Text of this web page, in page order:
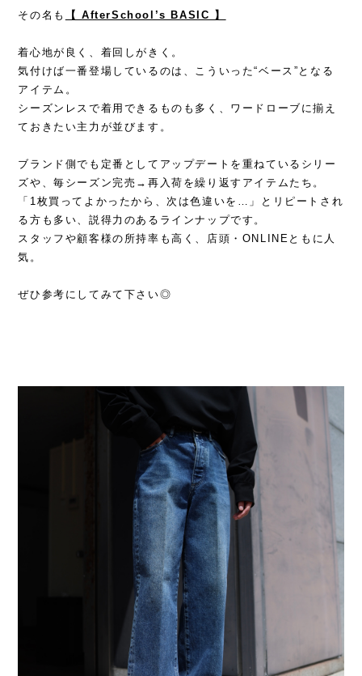
その名も 【 AfterSchool’s BASIC 】
着心地が良く、着回しがきく。
気付けば一番登場しているのは、こういった“ベース”となる
アイテム。
シーズンレスで着用できるものも多く、ワードローブに揃え
ておきたい主力が並びます。
ブランド側でも定番としてアップデートを重ねているシリー
ズや、毎シーズン完売→再入荷を繰り返すアイテムたち。
「1枚買ってよかったから、次は色違いを…」とリピートされ
る方も多い、説得力のあるラインナップです。
スタッフや顧客様の所持率も高く、店頭・ONLINEともに人
気。
ぜひ参考にしてみて下さい◎